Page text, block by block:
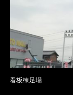
看板棟足場